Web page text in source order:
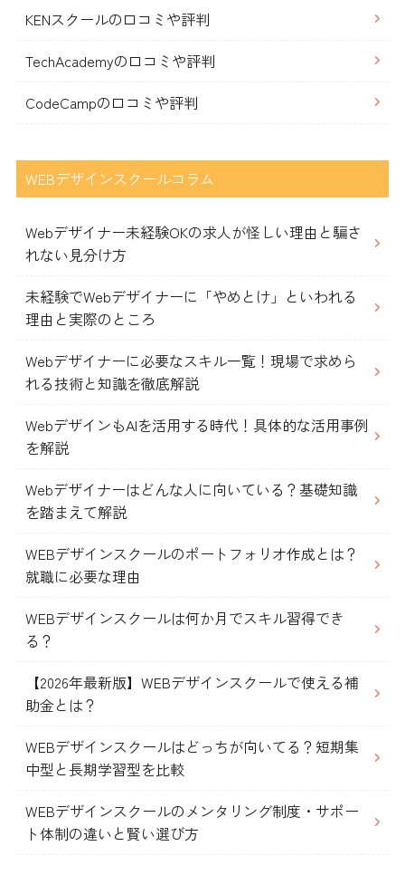
KENスクールの口コミや評判
TechAcademyの口コミや評判
CodeCampの口コミや評判
WEBデザインスクールコラム
Webデザイナー未経験OKの求人が怪しい理由と騙さ
れない見分け方
未経験でWebデザイナーに「やめとけ」といわれる
理由と実際のところ
Webデザイナーに必要なスキル一覧！現場で求めら
れる技術と知識を徹底解説
WebデザインもAIを活用する時代！具体的な活用事例
を解説
Webデザイナーはどんな人に向いている？基礎知識
を踏まえて解説
WEBデザインスクールのポートフォリオ作成とは？
就職に必要な理由
WEBデザインスクールは何か月でスキル習得でき
る？
【2026年最新版】WEBデザインスクールで使える補
助金とは？
WEBデザインスクールはどっちが向いてる？短期集
中型と長期学習型を比較
WEBデザインスクールのメンタリング制度・サポー
ト体制の違いと賢い選び方